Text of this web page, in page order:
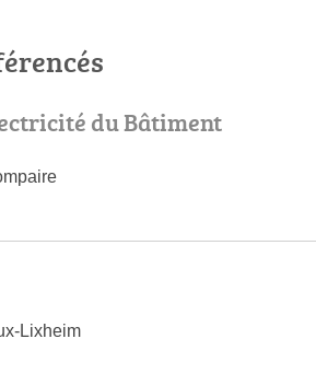
du Bâtiment
Lixheim